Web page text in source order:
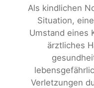
Als kindlichen
Situation,
Umstand eines
ärztliches
Verletzungen